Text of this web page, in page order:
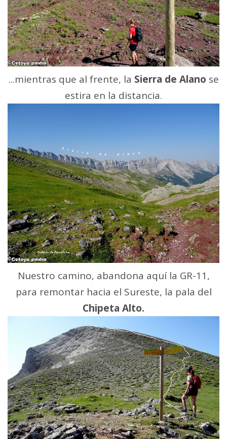
...mientras que al frente, la Sierra de Alano se
estira en la distancia.
Nuestro camino, abandona aquí la GR-11,
para remontar hacia el Sureste, la pala del
Chipeta Alto.